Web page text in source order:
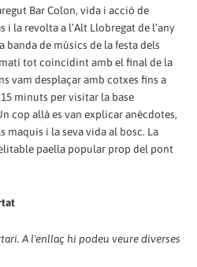
Bar Colon, vida i acció de
i la revolta a l’Alt Llobregat de l’any
banda de músics de la festa dels
tot coincidint amb el final de la
vam desplaçar amb cotxes fins a
minuts per visitar la base
cop allà es van explicar anècdotes,
i la seva vida al bosc. La
paella popular prop del pont
A l'enllaç hi podeu veure diverses